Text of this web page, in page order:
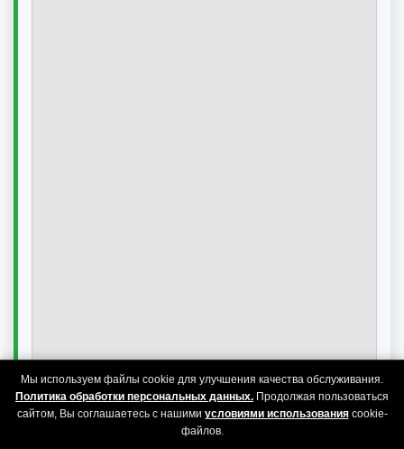
Мы используем файлы cookie для улучшения качества обслуживания.
Политика обработки персональных данных. Продолжая пользоваться
сайтом, Вы соглашаетесь с нашими условиями использованияcookie-
файлов.